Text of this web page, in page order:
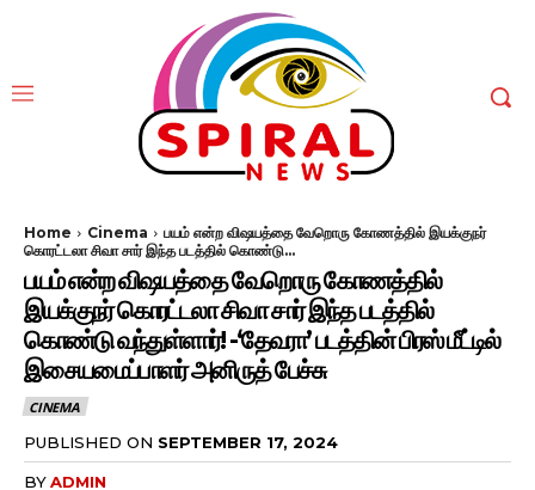
Home Cinema
பயம் என்ற விஷயத்தை வேறொரு கோணத்தில் இயக்குநர்
கொரட்டலா சிவா சார் இந்த படத்தில் கொண்டு...
பயம் என்ற விஷயத்தை வேறொரு கோணத்தில்
இயக்குநர் கொரட்டலா சிவா சார் இந்த படத்தில்
கொண்டு வந்துள்ளார்! -‘தேவரா’ படத்தின் பிரஸ் மீட்டில்
இசையமைப்பாளர் அனிருத் பேச்சு
CINEMA
PUBLISHED ON SEPTEMBER 17, 2024
BYADMIN